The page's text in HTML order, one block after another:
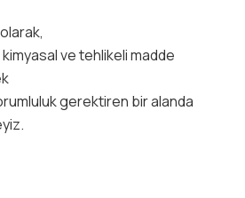
kimyasal ve tehlikeli madde
gerektiren bir alanda